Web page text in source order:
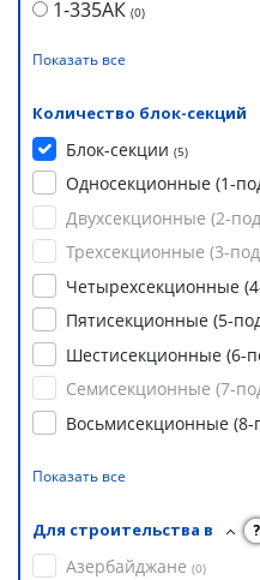
1-335АК (0)
Показать все
Количество блок-секций
Блок-секции (5)
Односекционные (1-
Двухсекционные (2-
Трехсекционные (3-
Четырехсекционные
Пятисекционные (5-
Шестисекционные (6-
Семисекционные (7-
Восьмисекционные
Показать все
Для строительства в ?
Азербайджане (0)